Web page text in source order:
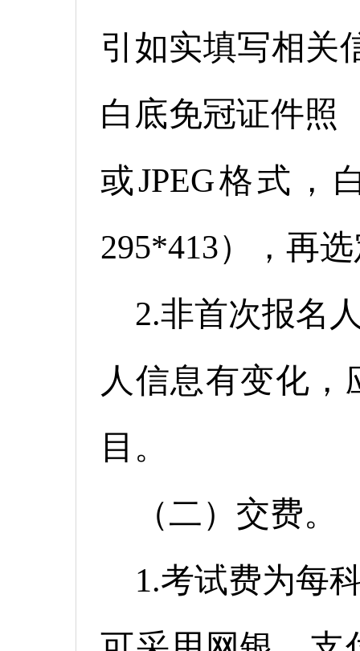
引如实填写相关
白底免冠证件照
或JPEG格式，
295*413），再
2.非首次报名
人信息有变化
目。
（二）交费。
1.考试费为每